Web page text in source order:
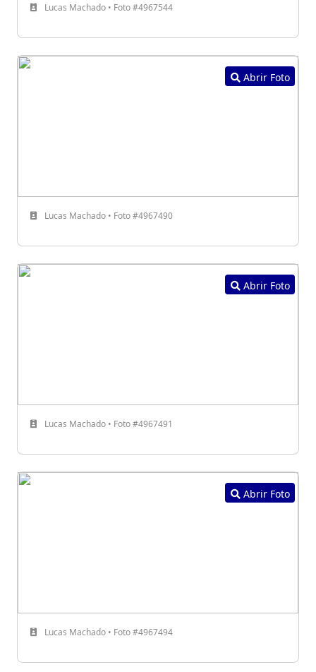
Lucas Machado • Foto #4967544
Abrir Foto
Lucas Machado • Foto #4967490
Abrir Foto
Lucas Machado • Foto #4967491
Abrir Foto
Lucas Machado • Foto #4967494